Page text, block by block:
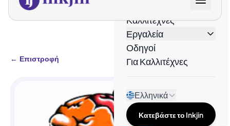
Καλλιτέχνες
Εργαλεία
Οδηγοί
Για Καλλιτέχνες
Ελληνικά
Κατεβάστε το Inkjin
← Επιστροφή